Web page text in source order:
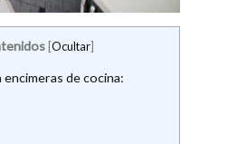
[Ocultar]
de cocina: